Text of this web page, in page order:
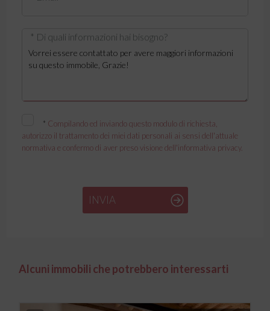
* Di quali informazioni hai bisogno?
* Compilando ed inviando questo modulo di richiesta,
autorizzo il trattamento dei miei dati personali ai sensi dell'attuale
normativa e confermo di aver preso visione dell'informativa privacy.
INVIA
Alcuni immobili che potrebbero interessarti